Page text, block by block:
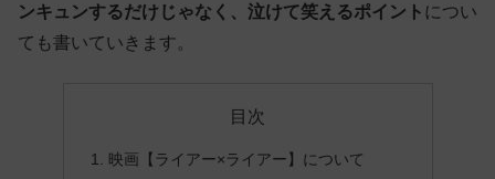
ンキュンするだけじゃなく、泣けて笑えるポイント につい
ても書いていきます。
目次
映画【ライアー×ライアー】について